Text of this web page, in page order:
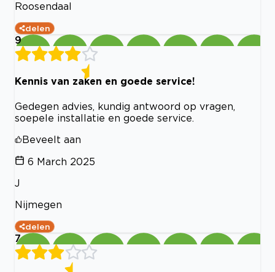
Roosendaal
delen
9
Kennis van zaken en goede service!
Gedegen advies, kundig antwoord op vragen,
soepele installatie en goede service.
Beveelt aan
6 March 2025
J
Nijmegen
delen
7